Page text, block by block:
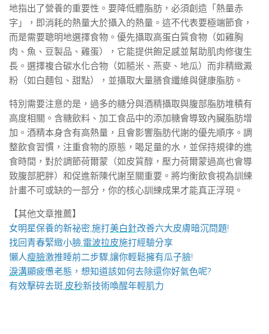
地指出了營養的重要性。要降低體脂肪，必須創造「熱量赤
字」，即消耗的熱量大於攝入的熱量。這不代表要極端節食，
而是需要聰明地選擇食物。優先攝取高蛋白質食物（如雞胸
肉、魚、豆製品、雞蛋），它能提供飽足感並幫助肌肉修復生
長。選擇複合碳水化合物（如糙米、燕麥、地瓜）而非精緻澱
粉（如白麵包、甜點），並攝取大量膳食纖維與健康脂肪。
特別需要注意的是，過多的糖分與酒精攝取與腹部脂肪堆積有
高度相關。含糖飲料、加工食品中的添加糖會導致內臟脂肪增
加。酒精本身含有高熱量，且會影響脂肪代謝的優先順序。調
整飲食習慣，注重食物的原態，喝足量的水，並保持規律的進
食時間，對於調節荷爾蒙（如皮質醇，壓力荷爾蒙過高也會導
致腹部肥胖）和促進新陳代謝至關重要。將均衡飲食視為訓練
計畫不可或缺的一部分，你的核心訓練成果才能真正浮現。
【其他文章推薦】
女明星保養的新祕密,施打美白針改善六大皮膚暗沉問題!
找回青春緊緻小臉,電波拉皮施打經驗分享
懶人瘦臉激推睡前二步驟,讓你輕鬆擁有瓜子臉!
淚溝顯疲憊老態，想知道該如何去除還你好氣色呢?
有效擊碎去斑,皮秒新技術喚醒年輕肌力